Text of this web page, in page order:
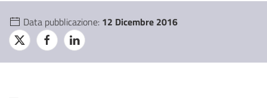
Data pubblicazione: 12 Dicembre 2016